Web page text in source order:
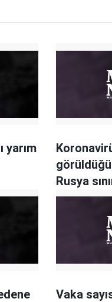
yarım
Rusya
Vaka